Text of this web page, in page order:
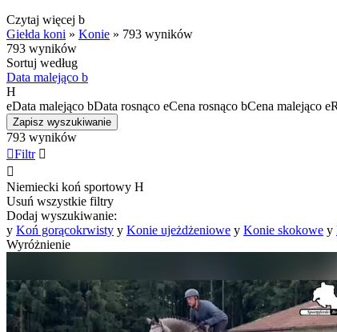
Czytaj więcej b
Giełda koni » Konie » 793 wyników
793 wyników
Sortuj według
Data malejąco b
H
eData malejąco bData rosnąco eCena rosnąco bCena malejąco e
Zapisz wyszukiwanie
793 wyników
Filtr 

Niemiecki koń sportowy H
Usuń wszystkie filtry
Dodaj wyszukiwanie:
y Koń gorącokrwisty y Konie ujeżdżeniowe y Konie skokowe y
Wyróżnienie